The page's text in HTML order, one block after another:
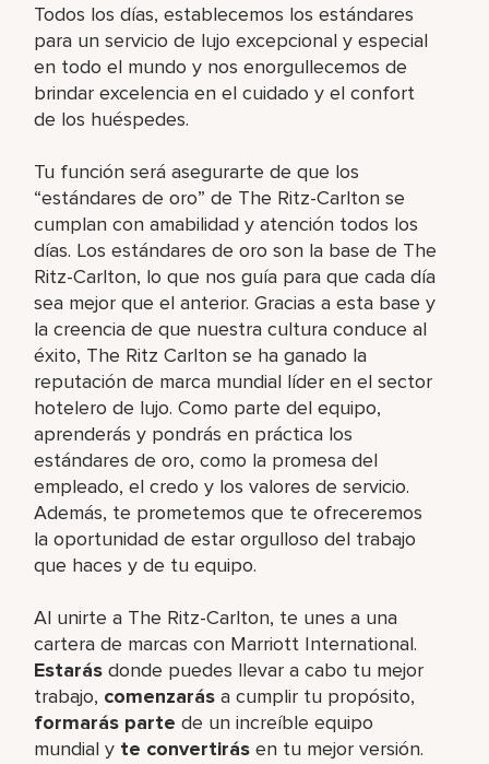
Todos los días, establecemos los estándares
para un servicio de lujo excepcional y especial
en todo el mundo y nos enorgullecemos de
brindar excelencia en el cuidado y el confort
de los huéspedes.
Tu función será asegurarte de que los
“estándares de oro” de The Ritz-Carlton se
cumplan con amabilidad y atención todos los
días. Los estándares de oro son la base de The
Ritz-Carlton, lo que nos guía para que cada día
sea mejor que el anterior. Gracias a esta base y
la creencia de que nuestra cultura conduce al
éxito, The Ritz Carlton se ha ganado la
reputación de marca mundial líder en el sector
hotelero de lujo. Como parte del equipo,
aprenderás y pondrás en práctica los
estándares de oro, como la promesa del
empleado, el credo y los valores de servicio.
Además, te prometemos que te ofreceremos
la oportunidad de estar orgulloso del trabajo
que haces y de tu equipo.
Al unirte a The Ritz-Carlton, te unes a una
cartera de marcas con Marriott International.
Estarás donde puedes llevar a cabo tu mejor
trabajo, comenzarás a cumplir tu propósito,
formarás parte de un increíble equipo
mundial y te convertirás en tu mejor versión.